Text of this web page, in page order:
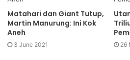
Matahari dan Giant Tutup,
Martin Manurung: Ini Kok
Aneh
3 June 2021 26